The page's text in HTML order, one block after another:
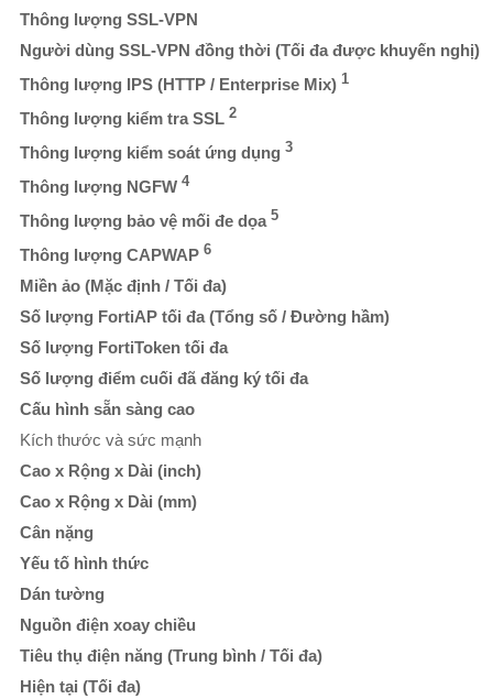
Thông lượng SSL-VPN
Người dùng SSL-VPN đồng thời (Tối đa được khuyến nghị)
Thông lượng IPS (HTTP / Enterprise Mix) 1
Thông lượng kiểm tra SSL 2
Thông lượng kiểm soát ứng dụng 3
Thông lượng NGFW 4
Thông lượng bảo vệ mối đe dọa 5
Thông lượng CAPWAP 6
Miền ảo (Mặc định / Tối đa)
Số lượng FortiAP tối đa (Tổng số / Đường hầm)
Số lượng FortiToken tối đa
Số lượng điểm cuối đã đăng ký tối đa
Cấu hình sẵn sàng cao
Kích thước và sức mạnh
Cao x Rộng x Dài (inch)
Cao x Rộng x Dài (mm)
Cân nặng
Yếu tố hình thức
Dán tường
Nguồn điện xoay chiều
Tiêu thụ điện năng (Trung bình / Tối đa)
Hiện tại (Tối đa)